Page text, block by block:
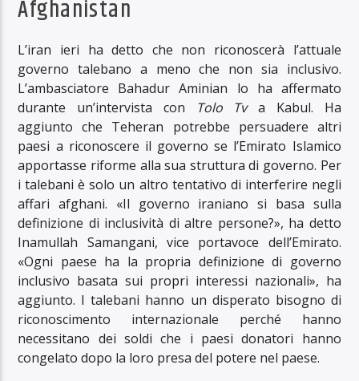
Afghanistan
L’iran ieri ha detto che non riconoscerà l’attuale
governo talebano a meno che non sia inclusivo.
L’ambasciatore Bahadur Aminian lo ha affermato
durante un’intervista con
Tolo Tva Kabul. Ha
aggiunto che Teheran potrebbe persuadere altri
paesi a riconoscere il governo se l’Emirato Islamico
apportasse riforme alla sua struttura di governo. Per
i talebani è solo un altro tentativo di interferire negli
affari afghani. «Il governo iraniano si basa sulla
definizione di inclusività di altre persone?», ha detto
Inamullah Samangani, vice portavoce dell’Emirato.
«Ogni paese ha la propria definizione di governo
inclusivo basata sui propri interessi nazionali», ha
aggiunto. I talebani hanno un disperato bisogno di
riconoscimento internazionale perché hanno
necessitano dei soldi che i paesi donatori hanno
congelato dopo la loro presa del potere nel paese.